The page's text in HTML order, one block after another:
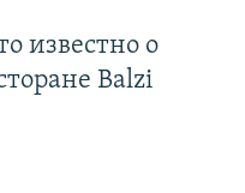
известно о
Balzi